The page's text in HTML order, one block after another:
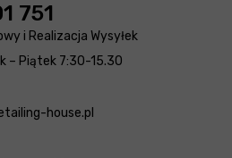
751
i Realizacja Wysyłek
– Piątek 7:30-15.30
house.pl